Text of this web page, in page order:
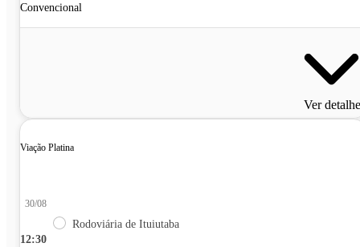
Convencional
Ver
Viação Platina
12:30
30/08
Rodoviária de Ituiutaba